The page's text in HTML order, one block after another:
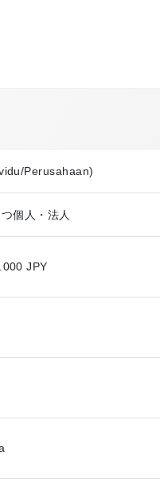
Perusahaan)
個人・法人
JPY